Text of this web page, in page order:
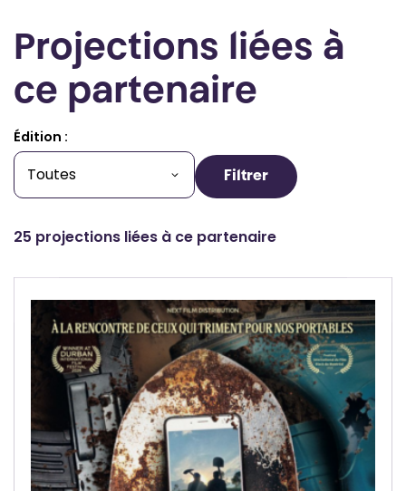
Projections liées à
ce partenaire
Édition :
Filtrer
25 projections liées à ce partenaire